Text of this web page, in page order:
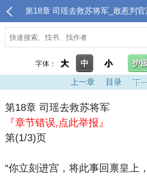
字体： 大 中 小 护
上一章 目录 下
第18章 司瑶去救苏将军
『章节错误,点此举报』
第(1/3)页
“你立刻进宫，将此事回禀皇上